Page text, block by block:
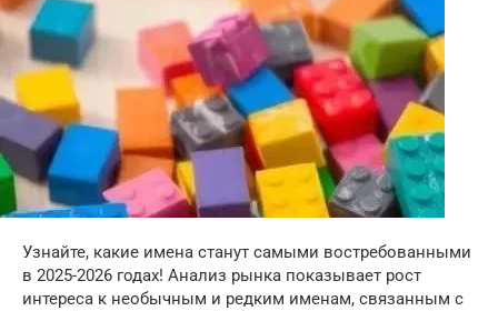
Узнайте, какие имена станут самыми востребованными
в 2025-2026 годах! Анализ рынка показывает рост
интереса к необычным и редким именам, связанным с